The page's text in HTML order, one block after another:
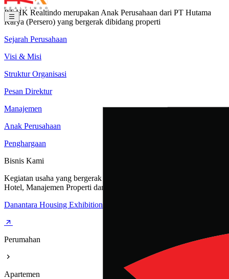
PT HK Realtindo merupakan Anak Perusahaan dari PT Hutama
Karya (Persero) yang bergerak dibidang properti
Sejarah Perusahaan
Visi & Misi
Struktur Organisasi
Pesan Direktur
Manajemen
Anak Perusahaan
Penghargaan
Bisnis Kami
Kegiatan usaha yang bergerak dibidang Perumahan, Apartemen,
Hotel, Manajemen Properti dan Rest Area
Danantara Housing Exhibition
Perumahan
Apartemen